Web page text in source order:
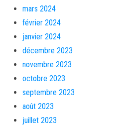
mars 2024
février 2024
janvier 2024
décembre 2023
novembre 2023
octobre 2023
septembre 2023
août 2023
juillet 2023